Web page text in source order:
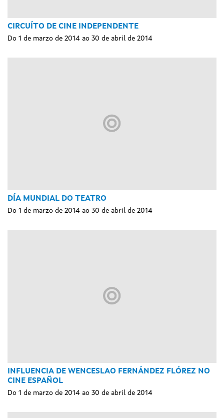
CIRCUÍTO DE CINE INDEPENDENTE
Do 1 de marzo de 2014 ao 30 de abril de 2014
DÍA MUNDIAL DO TEATRO
Do 1 de marzo de 2014 ao 30 de abril de 2014
INFLUENCIA DE WENCESLAO FERNÁNDEZ FLÓREZ NO
CINE ESPAÑOL
Do 1 de marzo de 2014 ao 30 de abril de 2014